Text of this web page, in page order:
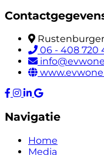
06 - 408 720
Navigatie
Home
Media